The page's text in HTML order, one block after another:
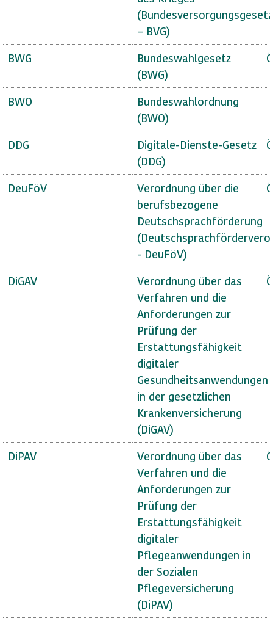
(Bundesversorgungsgesetz
– BVG)
BWG
Bundeswahlgesetz
(BWG)
BWO
Bundeswahlordnung
(BWO)
DDG
Digitale-Dienste-Gesetz
(DDG)
DeuFöV
Verordnung über die
berufsbezogene
Deutschsprachförderung
- DeuFöV)
DiGAV
Verordnung über das
Verfahren und die
Anforderungen zur
Prüfung der
Erstattungsfähigkeit
digitaler
Gesundheitsanwendungen
in der gesetzlichen
Krankenversicherung
(DiGAV)
DiPAV
Verordnung über das
Verfahren und die
Anforderungen zur
Prüfung der
Erstattungsfähigkeit
digitaler
Pflegeanwendungen in
der Sozialen
Pflegeversicherung
(DiPAV)